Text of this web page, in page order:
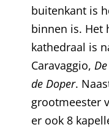
buitenkant is
binnen is. Het
kathedraal is
Caravaggio,
de Doper.
grootmeester
er ook 8